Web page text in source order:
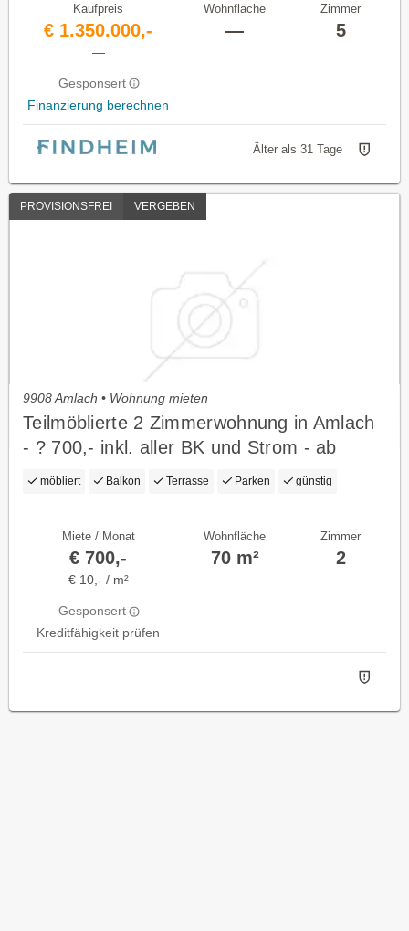
Kaufpreis
€ 1.350.000,-
—
Gesponsert
Finanzierung berechnen
Wohnfläche
—
Zimmer
5
Älter als 31 Tage
PROVISIONSFREI VERGEBEN
9908 Amlach • Wohnung mieten
Teilmöblierte 2 Zimmerwohnung in Amlach
- ? 700,- inkl. aller BK und Strom - ab
sofort verfügbar
möbliert Balkon Terrasse Parken günstig
Miete / Monat
€ 700,-
€ 10,- / m²
Gesponsert
Kreditfähigkeit prüfen
Wohnfläche
70 m²
Zimmer
2